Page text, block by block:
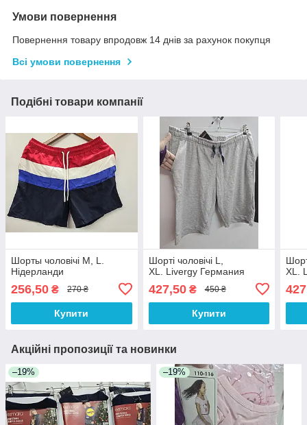
Умови повернення
Повернення товару впродовж 14 днів за рахунок покупця
Всі умови повернення
Подібні товари компанії
Шорты чоловічі M, L.
Нідерланди
256,50 ₴ 270 ₴
Купити
Шорті чоловічі L,
XL. Livergy Германия
427,50₴ 450 ₴
Купити
XL.
Акційні пропозиції та новинки
–19% –19%